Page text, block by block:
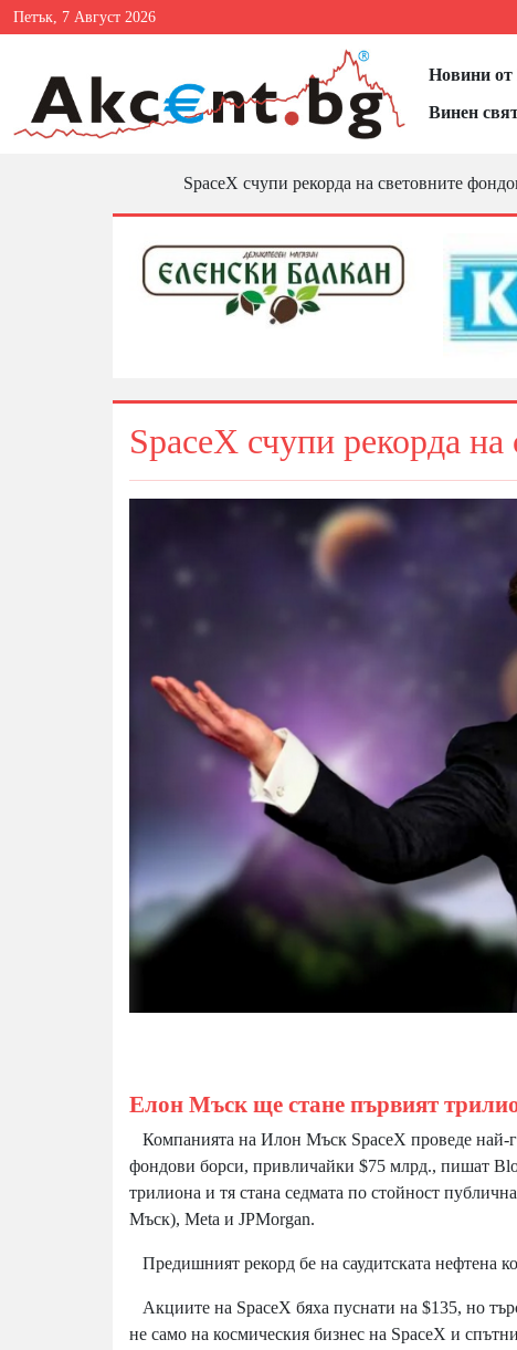
Петък, 7 Август 2026
Новини от
Винен
SpaceX счупи рекорда на световните
SpaceX счупи рекорда
Елон Мъск ще стане първият
Компанията на Илон Мъск SpaceX проведе най-
фондови борси, привличайки $75 млрд., пишат
трилиона и тя стана седмата по стойност
Мъск), Meta и JPMorgan.
Предишният рекорд бе на саудитската нефтена
Акциите на SpaceX бяха пуснати на $135, но
не само на космическия бизнес на SpaceX и